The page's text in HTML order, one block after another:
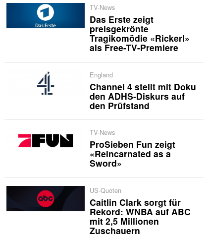
TV-News
Das Erste zeigt
preisgekrönte
Tragikomödie «Rickerl»
als Free-TV-Premiere
England
Channel 4 stellt mit Doku
den ADHS-Diskurs auf
den Prüfstand
TV-News
ProSieben Fun zeigt
«Reincarnated as a
Sword»
US-Quoten
Caitlin Clark sorgt für
Rekord: WNBA auf ABC
mit 2,5 Millionen
Zuschauern